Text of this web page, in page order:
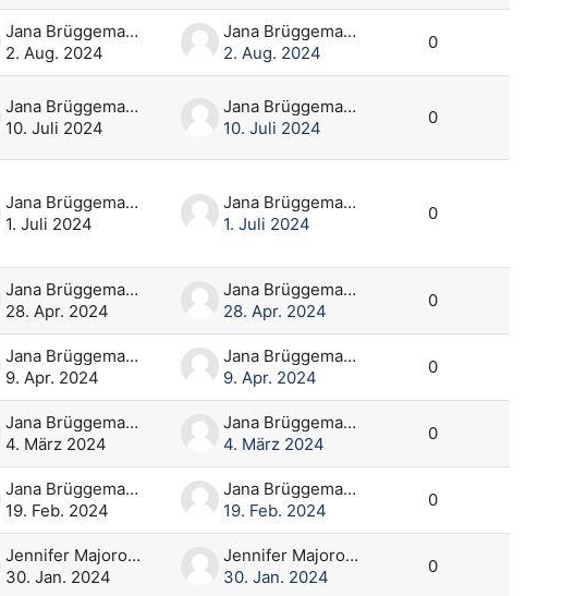
Jana Brüggemann
2. Aug. 2024
Jana Brüggemann
2. Aug. 2024
0
Jana Brüggemann
10. Juli 2024
Jana Brüggemann
10. Juli 2024
0
Jana Brüggemann
1. Juli 2024
Jana Brüggemann
1. Juli 2024
0
Jana Brüggemann
28. Apr. 2024
Jana Brüggemann
28. Apr. 2024
0
Jana Brüggemann
9. Apr. 2024
Jana Brüggemann
9. Apr. 2024
0
Jana Brüggemann
4. März 2024
Jana Brüggemann
4. März 2024
0
Jana Brüggemann
19. Feb. 2024
Jana Brüggemann
19. Feb. 2024
0
Jennifer Majorowski
30. Jan. 2024
Jennifer Majorowski
30. Jan. 2024
0